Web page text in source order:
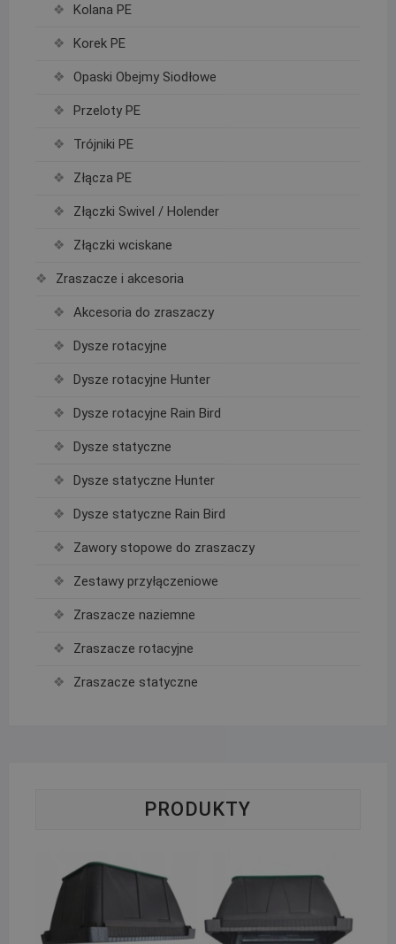
Kolana PE
Korek PE
Opaski Obejmy Siodłowe
Przeloty PE
Trójniki PE
Złącza PE
Złączki Swivel / Holender
Złączki wciskane
Zraszacze i akcesoria
Akcesoria do zraszaczy
Dysze rotacyjne
Dysze rotacyjne Hunter
Dysze rotacyjne Rain Bird
Dysze statyczne
Dysze statyczne Hunter
Dysze statyczne Rain Bird
Zawory stopowe do zraszaczy
Zestawy przyłączeniowe
Zraszacze naziemne
Zraszacze rotacyjne
Zraszacze statyczne
PRODUKTY